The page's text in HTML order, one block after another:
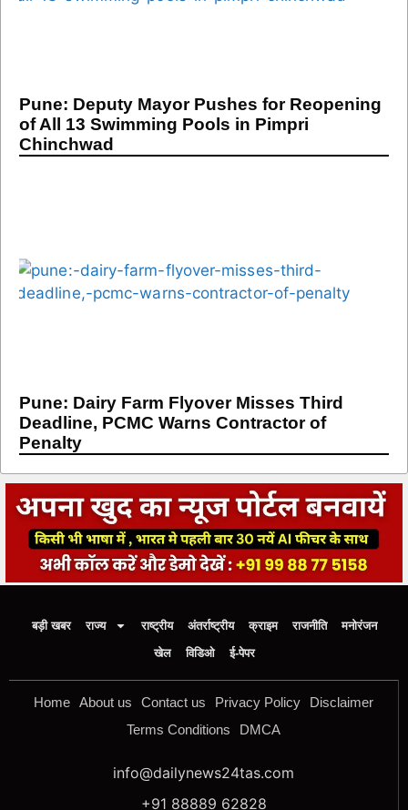
Pune: Deputy Mayor Pushes for Reopening
of All 13 Swimming Pools in Pimpri
Chinchwad
Pune: Dairy Farm Flyover Misses Third
Deadline, PCMC Warns Contractor of
Penalty
बड़ी खबर राज्य राष्ट्रीय अंतर्राष्ट्रीय क्राइम राजनीति
मनोरंजन
खेल
विडिओ ई-पेपर
Home About us Contact us Privacy Policy
Disclaimer
Terms Conditions
DMCA
info@dailynews24tas.com
+91 88889 62828